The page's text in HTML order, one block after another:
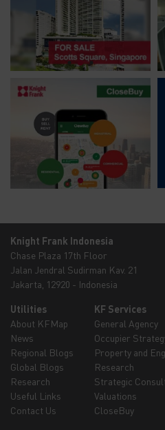
Knight Frank Indonesia
Chase Plaza 17th Floor
Jalan Jendral Sudirman Kav. 21
Jakarta, 12920 - Indonesia
Utilities
About KFMap
News
Regional Blogs
Global Blogs
Research
Useful Links
Contact Us
KF Services
General Agency
Occupier
Property and
Research
Strategic
Valuations
CloseBuy